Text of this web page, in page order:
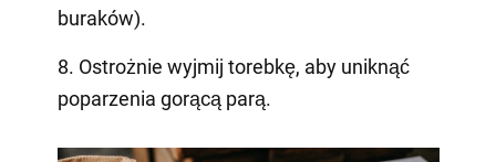
buraków).
8. Ostrożnie wyjmij torebkę, aby uniknąć
poparzenia gorącą parą.